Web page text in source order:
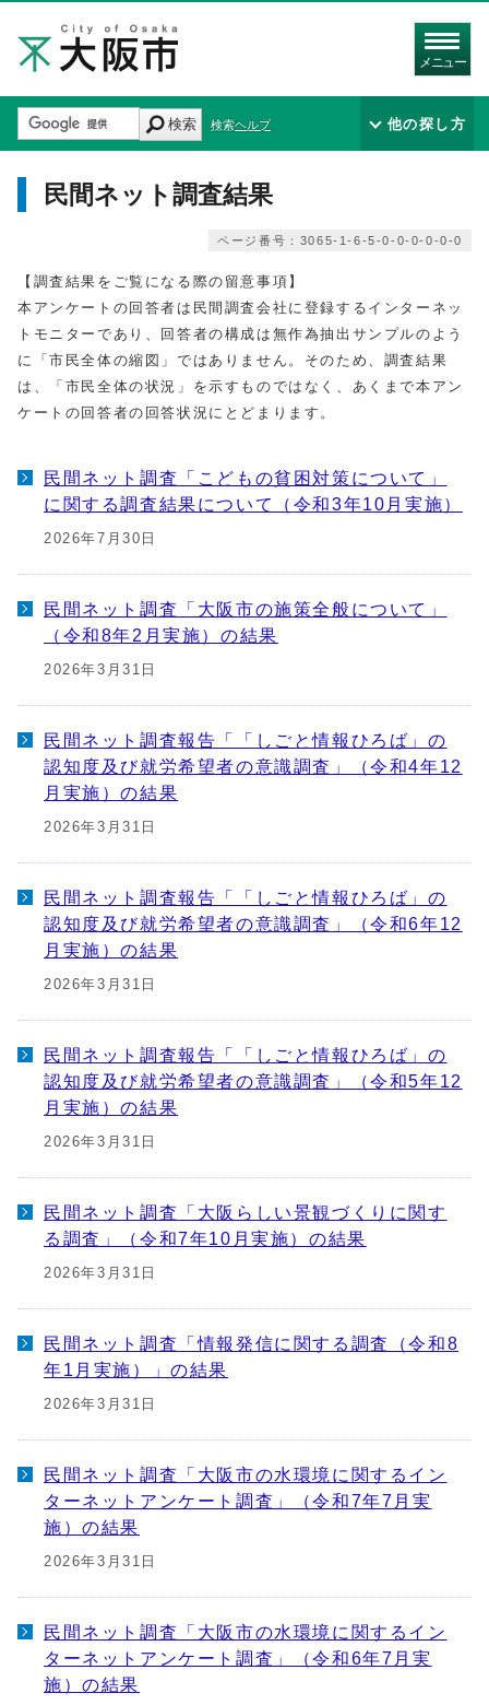
メニュー
検索 検索ヘルプ 他の探し方
民間ネット調査結果
ページ番号：3065-1-6-5-0-0-0-0-0-0
【調査結果をご覧になる際の留意事項】
本アンケートの回答者は民間調査会社に登録するインターネッ
トモニターであり、回答者の構成は無作為抽出サンプルのよう
に「市民全体の縮図」ではありません。そのため、調査結果
は、「市民全体の状況」を示すものではなく、あくまで本アン
ケートの回答者の回答状況にとどまります。
民間ネット調査「こどもの貧困対策について」
に関する調査結果について（令和3年10月実施）
2026年7月30日
民間ネット調査「大阪市の施策全般について」
（令和8年2月実施）の結果
2026年3月31日
民間ネット調査報告「「しごと情報ひろば」の
認知度及び就労希望者の意識調査」（令和4年12
月実施）の結果
2026年3月31日
民間ネット調査報告「「しごと情報ひろば」の
認知度及び就労希望者の意識調査」（令和6年12
月実施）の結果
2026年3月31日
民間ネット調査報告「「しごと情報ひろば」の
認知度及び就労希望者の意識調査」（令和5年12
月実施）の結果
2026年3月31日
民間ネット調査「大阪らしい景観づくりに関す
る調査」（令和7年10月実施）の結果
2026年3月31日
民間ネット調査「情報発信に関する調査（令和8
年1月実施）」の結果
2026年3月31日
民間ネット調査「大阪市の水環境に関するイン
ターネットアンケート調査」（令和7年7月実
施）の結果
2026年3月31日
民間ネット調査「大阪市の水環境に関するイン
ターネットアンケート調査」（令和6年7月実
施）の結果